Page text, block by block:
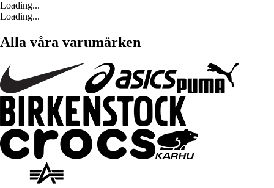
Loading...
Loading...
Alla våra varumärken